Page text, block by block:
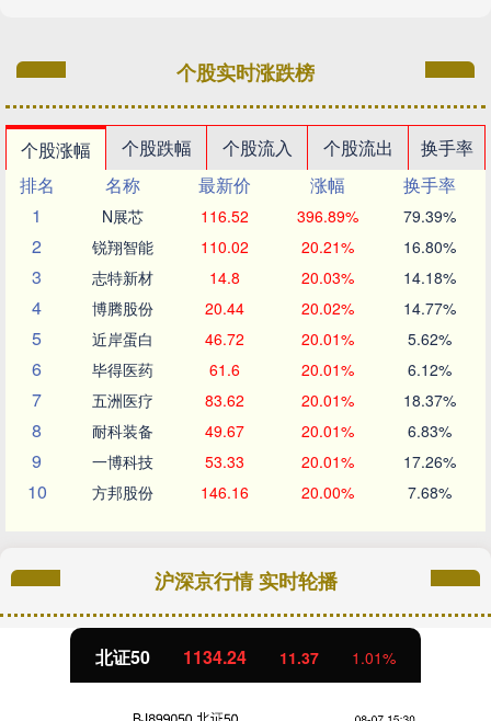
个股实时涨跌榜
个股涨幅 个股跌幅 个股流入 个股流出
换手率
排名
名称 最新价 涨幅
换手率
1
N展芯 116.52 396.89% 79.39%
2 锐翔智能 110.02 20.21% 16.80%
3 志特新材 14.8 20.03% 14.18%
4 博腾股份 20.44 20.02% 14.77%
5 近岸蛋白 46.72 20.01% 5.62%
6 毕得医药 61.6 20.01% 6.12%
7 五洲医疗 83.62 20.01% 18.37%
8 耐科装备 49.67 20.01% 6.83%
9 一博科技 53.33 20.01% 17.26%
10 方邦股份 146.16 20.00% 7.68%
沪深京行情 实时轮播
北证50 1134.24 11.37 1.01%